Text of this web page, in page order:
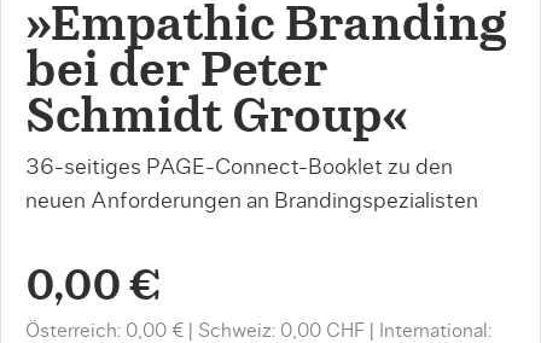
»Empathic Branding
bei der Peter
Schmidt Group«
36-seitiges PAGE-Connect-Booklet zu den
neuen Anforderungen an Brandingspezialisten
0,00 €
Österreich: 0,00 € Schweiz: 0,00 CHF
International: